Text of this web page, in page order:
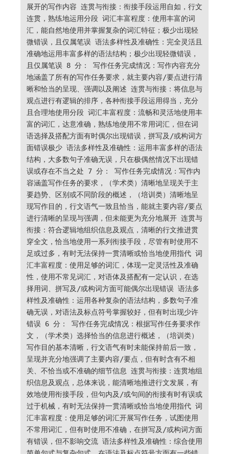
展开的写作内容 连贯与衔接：衔接手段运用自如，行文
连贯，熟练地运用分段 词汇丰富程度：使用丰富的词
汇，能自然地使用并掌握复杂的词汇特征；极少出现轻
微错误，且仅属笔误 语法多样性及准确性：完全灵活且
准确地运用丰富多样的语法结构；极少出现轻微错误，
且仅属笔误 8 分： 写作任务完成情况：写作内容充分
地涵盖了所有的写作任务要求，就主要内容/要点进行清
晰和恰当的呈现、强调以及阐述 连贯与衔接：将信息与
观点进行有逻辑的排序，各种衔接手段运用得当，充分
且合理地使用分段 词汇丰富程度：流畅和灵活地使用丰
富的词汇，达意准确，熟练地使用不常用词汇，但在词
语选择及搭配方面有时偶尔出现错误，拼写及/或构词方
面错误极少 语法多样性及准确性：运用丰富多样的语法
结构，大多数句子准确无误，只在极偶然情况下出现错
误或存在不当之处 7 分： 写作任务完成情况：写作内
容涵盖写作任务的要求，（学术类）清晰地呈现关于主
要趋势、区别或不同阶段的概述，（培训类）清晰地呈
现写作目的，行文语气一致且恰当，能就主要内容/要点
进行清晰的呈现与强调，但未能更为充分地展开 连贯与
衔接：符合逻辑地组织信息及观点，清晰的行文推进贯
穿全文，恰当地使用一系列衔接手段，尽管有时使用不
足或过多，有时无法保持一贯清晰或恰当地使用指代 词
汇丰富程度：使用足够的词汇，体现一定灵活性及准确
性，使用不常见词汇，对语体及搭配有一定认识，在选
择用词、拼写及/或构词方面可能偶尔出现错误 语法多
样性及准确性：运用各种复杂的语法结构，多数句子准
确无误，对语法及标点符号掌握较好，但有时出现少许
错误 6 分： 写作任务完成情况：根据写作任务要求作
文，（学术类）选择恰当的信息进行概述，（培训类）
写作目的基本清晰，行文语气有时未能保持前后一致，
呈现并充分地强调了主要内容/要点，但有时含有不相
关、不恰当或不准确的细节信息 连贯与衔接：连贯地组
织信息及观点，总体来说，能清晰地推进行文发展，有
效地使用衔接手段，但句内及/或句间的衔接有时有误或
过于机械，有时无法保持一贯清晰或恰当地使用指代 词
汇丰富程度：使用足够的词汇开展写作任务，试图使用
不常用词汇，但有时使用不准确，在拼写及/或构词方面
有错误，但不影响交流 语法多样性及准确性：综合使用